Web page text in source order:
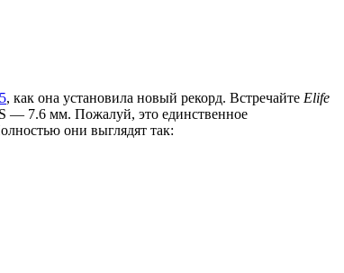
, как она установила новый рекорд. Встречайте Elife
— 7.6 мм. Пожалуй, это единственное
они выглядят так: